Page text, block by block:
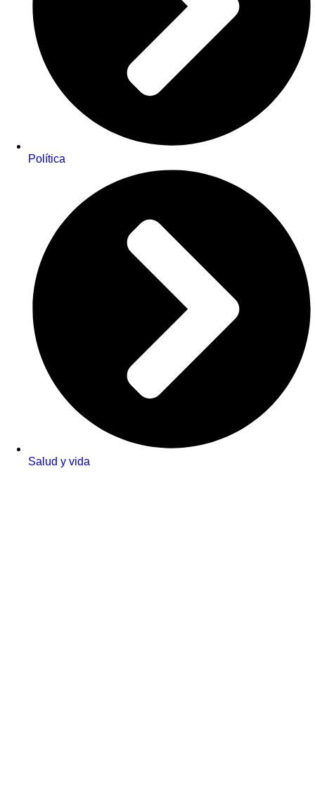
Política
Salud y vida